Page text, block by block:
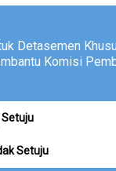
Detasemen
Komisi
Setuju
Setuju